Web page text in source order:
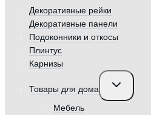
Декоративные рейки
Декоративные панели
Подоконники и откосы
Плинтус
Карнизы
Товары для дома
Переключить
дочернее
Мебель